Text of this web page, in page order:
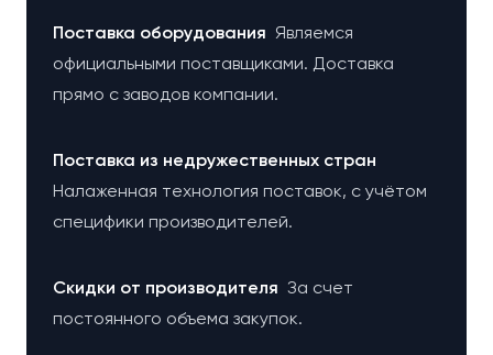
Поставка оборудования Являемся
официальными поставщиками. Доставка
прямо с заводов компании.
Поставка из недружественных стран
Налаженная технология поставок, с учётом
специфики производителей.
Cкидки от производителя За счет
постоянного объема закупок.